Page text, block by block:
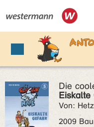
Die
Eiskalte
Von:
2009